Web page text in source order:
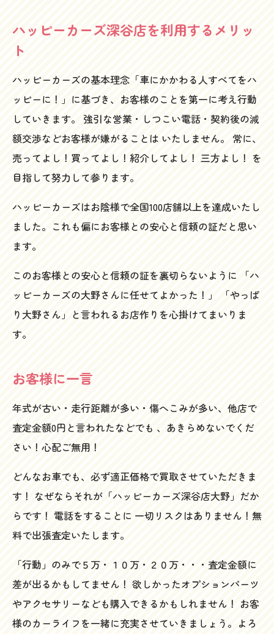
ハッピーカーズ深谷店を利用するメリッ
ト
ハッピーカーズの基本理念「車にかかわる人すべてをハ
ッピーに！」に基づき、お客様のことを第一に考え行動
していきます。 強引な営業・しつこい電話・契約後の減
額交渉などお客様が嫌がることは いたしません。 常に、
売ってよし！買ってよし！紹介してよし！ 三方よし！ を
目指して努力して参ります。
ハッピーカーズはお陰様で全国100店舗以上を達成いたし
ました。これも偏にお客様との安心と信頼の証だと思い
ます。
このお客様との安心と信頼の証を裏切らないように 「ハ
ッピーカーズの大野さんに任せてよかった！」 「やっぱ
り大野さん」と言われるお店作りを心掛けてまいりま
す。
お客様に一言
年式が古い・走行距離が多い・傷へこみが多い、他店で
査定金額0円と言われたなどでも 、あきらめないでくだ
さい！心配ご無用！
どんなお車でも、必ず適正価格で買取させていただきま
す！ なぜならそれが「ハッピーカーズ深谷店大野」だか
らです！ 電話をすることに 一切リスクはありません！無
料で出張査定いたします。
「行動」のみで５万・１０万・２０万・・・査定金額に
差が出るかもしてません！ 欲しかったオプションパーツ
やアクセサリーなども購入できるかもしれません！ お客
様のカーライフを一緒に充実させていきましょう。よろ